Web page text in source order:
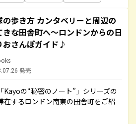
の歩き方 カンタベリーと周辺の
きな田舎町へ～ロンドンからの日
おさんぽガイド♪
発売
Kayoの“秘密のノート”」シリーズの
在するロンドン南東の田舎町をご紹